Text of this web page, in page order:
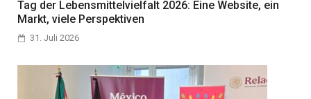
Tag der Lebensmittelvielfalt 2026: Eine Website, ein
Markt, viele Perspektiven
31. Juli 2026